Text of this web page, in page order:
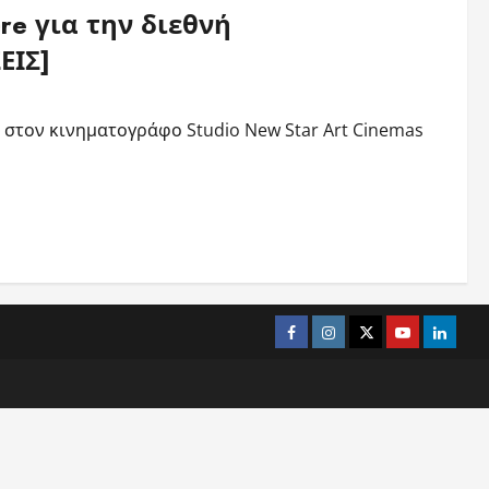
για την διεθνή
κινηματογράφο Studio New Star Art Cinemas
Facebook
Instagram
TwitterYoutube